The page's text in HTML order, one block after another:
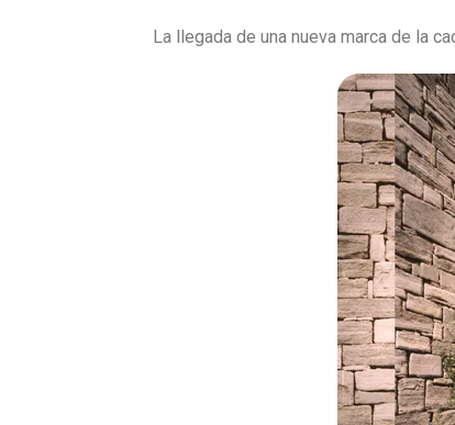
La llegada de una nueva marca de la